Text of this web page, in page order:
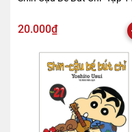
20.000₫